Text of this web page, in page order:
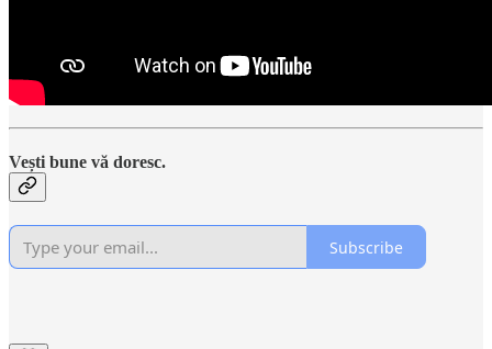
Vești bune vă doresc.
Subscribe